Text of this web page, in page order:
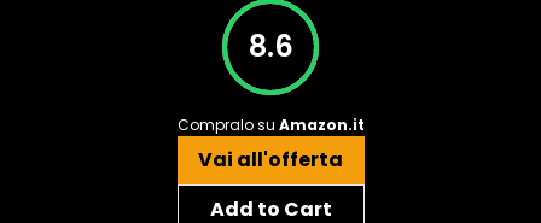
8.6
Compralo su Amazon.it
Vai all'offerta
Add to Cart